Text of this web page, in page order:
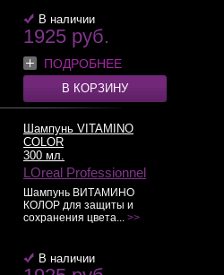
В наличии
1925 руб.
ПОДРОБНЕЕ
В КОРЗИНУ
Шампунь VITAMINO
COLOR
300 мл.
LOreal Professionnel
Шампунь ВИТАМИНО
КОЛОР для защиты и
сохранения цвета... >>
В наличии